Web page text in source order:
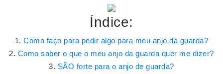
Índice:
Como faço para pedir algo para meu anjo da guarda?
Como saber o que o meu anjo da guarda quer me dizer?
SÃO forte para o anjo de guarda?